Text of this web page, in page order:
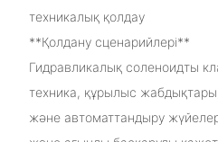
техникалық қолдау
**Қолдану сценарийлері**
Гидравликалық соленоидты
техника, құрылыс
және автоматтандыру